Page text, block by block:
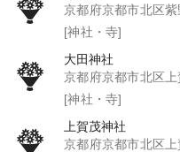
京都府京都市北区紫
[神社・寺]
大田神社
京都府京都市北区
[神社・寺]
上賀茂神社
京都府京都市北区